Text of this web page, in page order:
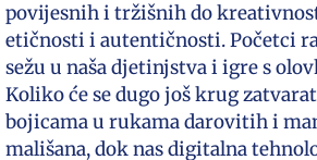
povijesnih i tržišnih do
etičnosti i autentičnosti. Početci
sežu u naša djetinjstva i igre s
Koliko će se dugo još krug
bojicama u rukama darovitih i
mališana, dok nas digitalna